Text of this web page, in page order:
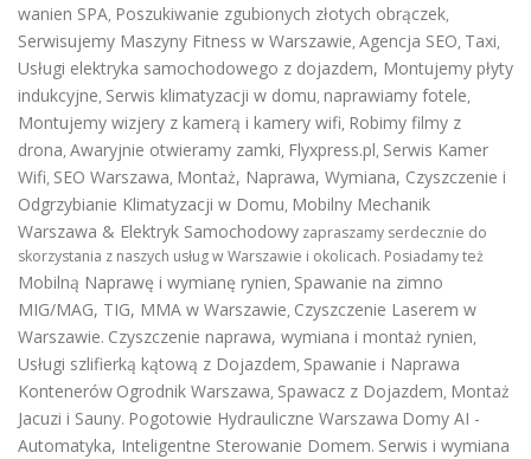
wanien SPA, Poszukiwanie zgubionych złotych obrączek,
Serwisujemy Maszyny Fitness w Warszawie, Agencja SEO, Taxi,
Usługi elektryka samochodowego z dojazdem, Montujemy płyty
indukcyjne, Serwis klimatyzacji w domu, naprawiamy fotele,
Montujemy wizjery z kamerą i kamery wifi, Robimy filmy z
drona, Awaryjnie otwieramy zamki, Flyxpress.pl, Serwis Kamer
Wifi, SEO Warszawa, Montaż, Naprawa, Wymiana, Czyszczenie i
Odgrzybianie Klimatyzacji w Domu, Mobilny Mechanik
Warszawa & Elektryk Samochodowy zapraszamy serdecznie do
skorzystania z naszych usług w Warszawie i okolicach. Posiadamy też
Mobilną Naprawę i wymianę rynien, Spawanie na zimno
MIG/MAG, TIG, MMA w Warszawie, Czyszczenie Laserem w
Warszawie. Czyszczenie naprawa, wymiana i montaż rynien,
Usługi szlifierką kątową z Dojazdem, Spawanie i Naprawa
Kontenerów Ogrodnik Warszawa, Spawacz z Dojazdem, Montaż
Jacuzi i Sauny. Pogotowie Hydrauliczne Warszawa Domy AI -
Automatyka, Inteligentne Sterowanie Domem. Serwis i wymiana